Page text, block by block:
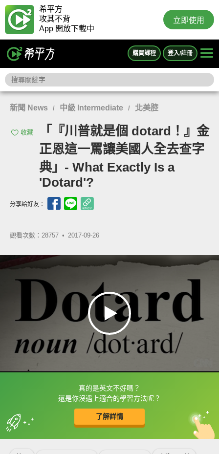
希平方
攻其不背
App 開放下載中
立即使用
購買課程 登入/註冊
新聞 News / 中級 Intermediate / 北美腔
收藏
「『川普就是個 dotard！』金
正恩這一罵讓美國人全去查字
典」- What Exactly Is a
'Dotard'?
分享給好友：
觀看次數：28757 • 2017-09-26
真的是英文不好嗎？
還是你沒遇上適合的學習方法呢？
了解詳情
框選或點兩下字幕可以直接查字典喔！
收錄佳句 中
英